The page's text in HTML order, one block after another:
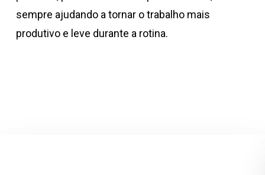
sempre ajudando a tornar o trabalho mais
produtivo e leve durante a rotina.